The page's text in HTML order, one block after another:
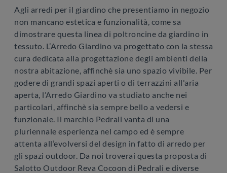
Agli arredi per il giardino che presentiamo in negozio
non mancano estetica e funzionalità, come sa
dimostrare questa linea di poltroncine da giardino in
tessuto. L’Arredo Giardino va progettato con la stessa
cura dedicata alla progettazione degli ambienti della
nostra abitazione, affinchè sia uno spazio vivibile. Per
godere di grandi spazi aperti o di terrazzini all'aria
aperta, l’Arredo Giardino va studiato anche nei
particolari, affinchè sia sempre bello a vedersi e
funzionale. Il marchio Pedrali vanta di una
pluriennale esperienza nel campo ed è sempre
attenta all’evolversi del design in fatto di arredo per
gli spazi outdoor. Da noi troverai questa proposta di
Salotto Outdoor Reva Cocoon di Pedrali e diverse